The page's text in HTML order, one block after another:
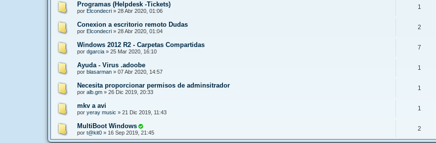
Programas (Helpdesk -Tickets)
por Elcondecri » 28 Abr 2020, 01:06
1
Conexion a escritorio remoto Dudas
por Elcondecri » 28 Abr 2020, 01:04
2
Windows 2012 R2 - Carpetas Compartidas
por dgarcia » 25 Mar 2020, 16:10
7
Ayuda - Virus .adoobe
por blasarman » 07 Abr 2020, 14:57
1
Necesita proporcionar permisos de adminsitrador
por alb.gm » 26 Dic 2019, 20:33
1
mkv a avi
por yeray music » 21 Dic 2019, 11:43
1
MultiBoot Windows
por t@kit0 » 16 Sep 2019, 21:45
2